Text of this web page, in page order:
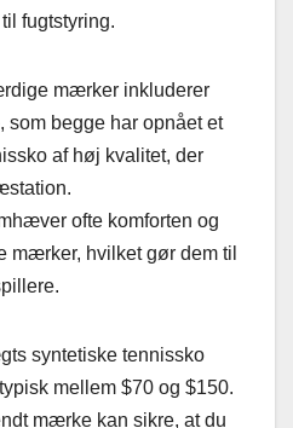
fugtstyring.
mærker inkluderer
som begge har opnået et
af høj kvalitet, der
ofte komforten og
mærker, hvilket gør dem til
syntetiske tennissko
mellem $70 og $150.
mærke kan sikre, at du